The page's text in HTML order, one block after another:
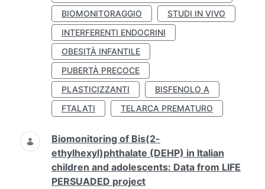
BIOMONITORAGGIO
STUDI IN VIVO
INTERFERENTI ENDOCRINI
OBESITÀ INFANTILE
PUBERTÀ PRECOCE
PLASTICIZZANTI
BISFENOLO A
FTALATI
TELARCA PREMATURO
Biomonitoring of Bis(2-
ethylhexyl)phthalate (DEHP) in Italian
children and adolescents: Data from LIFE
PERSUADED project